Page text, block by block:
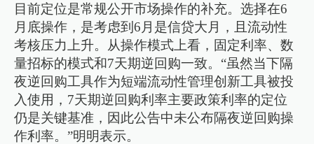
目前定位是常规公开市场操作的补充。选择在6
月底操作，是考虑到6月是信贷大月，且流动性
考核压力上升。从操作模式上看，固定利率、数
量招标的模式和7天期逆回购一致。“虽然当下隔
夜逆回购工具作为短端流动性管理创新工具被投
入使用，7天期逆回购利率主要政策利率的定位
仍是关键基准，因此公告中未公布隔夜逆回购操
作利率。”明明表示。